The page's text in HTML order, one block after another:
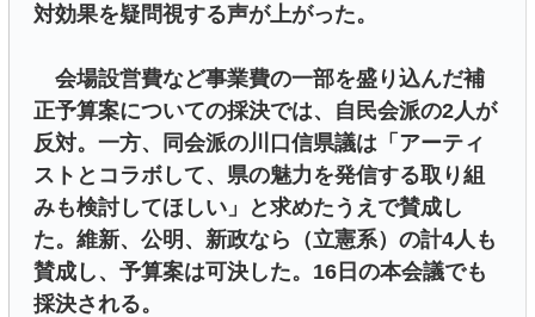
対効果を疑問視する声が上がった。
会場設営費など事業費の一部を盛り込んだ補
正予算案についての採決では、自民会派の2人が
反対。一方、同会派の川口信県議は「アーティ
ストとコラボして、県の魅力を発信する取り組
みも検討してほしい」と求めたうえで賛成し
た。維新、公明、新政なら（立憲系）の計4人も
賛成し、予算案は可決した。16日の本会議でも
採決される。